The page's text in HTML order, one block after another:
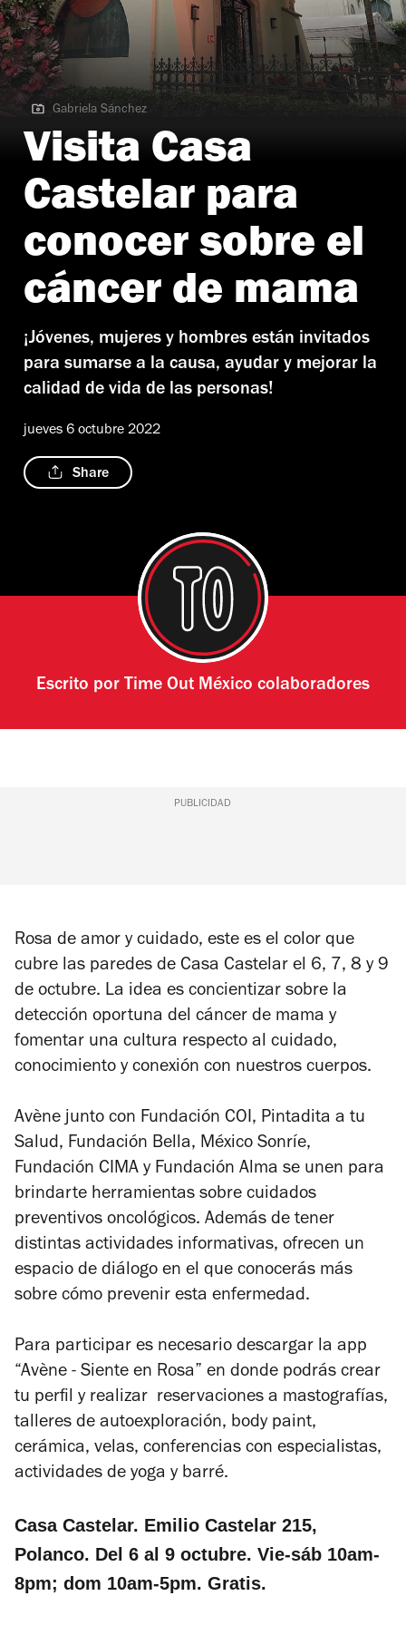
Gabriela Sánchez
Gabriela Sánchez
Visita Casa
Castelar para
conocer sobre el
cáncer de mama
¡Jóvenes, mujeres y hombres están invitados
para sumarse a la causa, ayudar y mejorar la
calidad de vida de las personas!
jueves 6 octubre 2022
Share
Escrito por Time Out México colaboradores
PUBLICIDAD
Rosa de amor y cuidado, este es el color que
cubre las paredes de Casa Castelar el 6, 7, 8 y 9
de octubre. La idea es concientizar sobre la
detección oportuna del cáncer de mama y
fomentar una cultura respecto al cuidado,
conocimiento y conexión con nuestros cuerpos.
Avène junto con Fundación COI, Pintadita a tu
Salud, Fundación Bella, México Sonríe,
Fundación CIMA y Fundación Alma se unen para
brindarte herramientas sobre cuidados
preventivos oncológicos. Además de tener
distintas actividades informativas, ofrecen un
espacio de diálogo en el que conocerás más
sobre cómo prevenir esta enfermedad.
Para participar es necesario descargar la app
“Avène - Siente en Rosa” en donde podrás crear
tu perfil y realizar reservaciones a mastografías,
talleres de autoexploración, body paint,
cerámica, velas, conferencias con especialistas,
actividades de yoga y barré.
Casa Castelar. Emilio Castelar 215,
Polanco. Del 6 al 9 octubre. Vie-sáb 10am-
8pm; dom 10am-5pm. Gratis.